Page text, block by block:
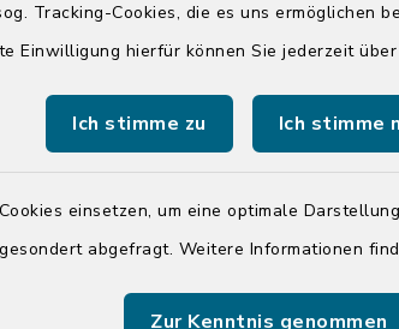
Tracking-Cookies, die es uns ermöglichen
Einwilligung hierfür können Sie jederzeit
Ich stimme zu Ich stimme
einsetzen, um eine optimale
abgefragt. Weitere Informationen
Zur Kenntnis genommen